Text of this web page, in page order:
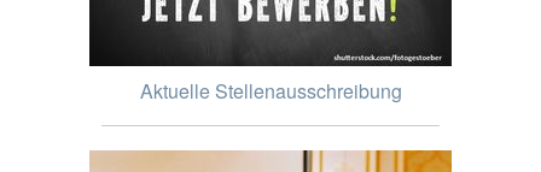
Aktuelle Stellenausschreibung